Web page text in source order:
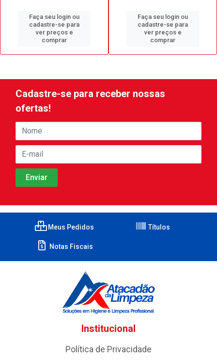
Faça seu login ou
cadastre-se para
ver preços e
comprar
Faça seu login ou
cadastre-se para
ver preços e
comprar
Cadastre-se para receber nossas
ofertas!
Meus Pedidos Títulos
Notas Fiscais
Institucional
Política de Privacidade